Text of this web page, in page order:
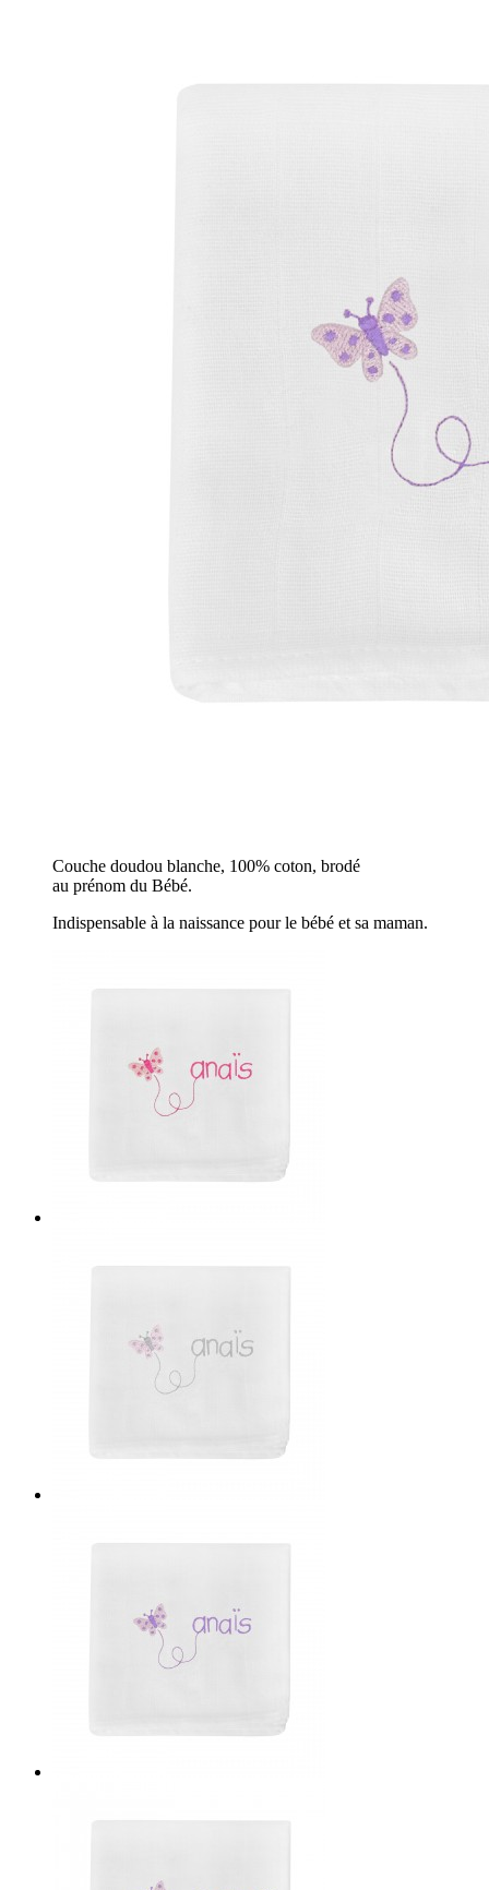
Couche doudou blanche, 100% coton, brodé
au prénom du Bébé.
Indispensable à la naissance pour le bébé et sa maman.